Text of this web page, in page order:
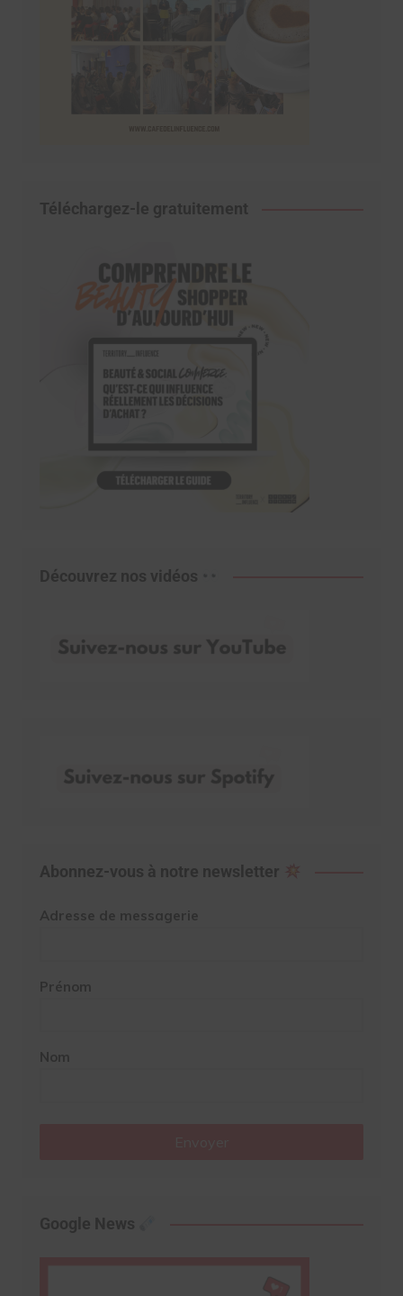
Téléchargez-le gratuitement
Découvrez nos vidéos
Abonnez-vous à notre newsletter
Adresse de messagerie
Prénom
Nom
Google News